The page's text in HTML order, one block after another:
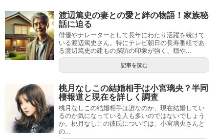
渡辺篤史の妻との愛と絆の物語！家族秘
話に迫る
俳優やナレーターとして長年にわたり活躍を続けて
いる渡辺篤史さん。特にテレビ朝日の長寿番組であ
る渡辺篤史の建もの探訪の印象が強く、穏や...
記事を読む
桃月なしこの結婚相手は小宮璃央？半同
棲報道と現在を詳しく調査
桃月なしこの結婚相手は誰なのか、現在結婚してい
るのか気になっている人も多いのではないでしょう
か。桃月なしこの彼氏については、小宮璃央さんと
の...